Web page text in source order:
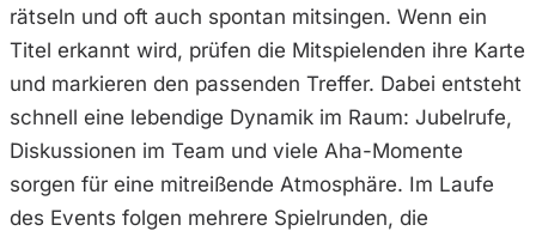
rätseln und oft auch spontan mitsingen. Wenn ein
Titel erkannt wird, prüfen die Mitspielenden ihre Karte
und markieren den passenden Treffer. Dabei entsteht
schnell eine lebendige Dynamik im Raum: Jubelrufe,
Diskussionen im Team und viele Aha-Momente
sorgen für eine mitreißende Atmosphäre. Im Laufe
des Events folgen mehrere Spielrunden, die